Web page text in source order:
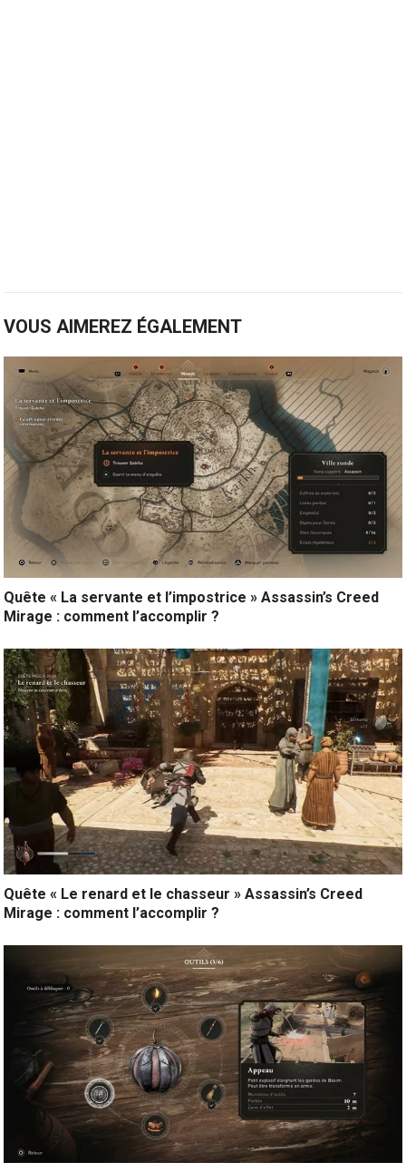
VOUS AIMEREZ ÉGALEMENT
Quête « La servante et l’impostrice » Assassin’s Creed
Mirage : comment l’accomplir ?
Quête « Le renard et le chasseur » Assassin’s Creed
Mirage : comment l’accomplir ?